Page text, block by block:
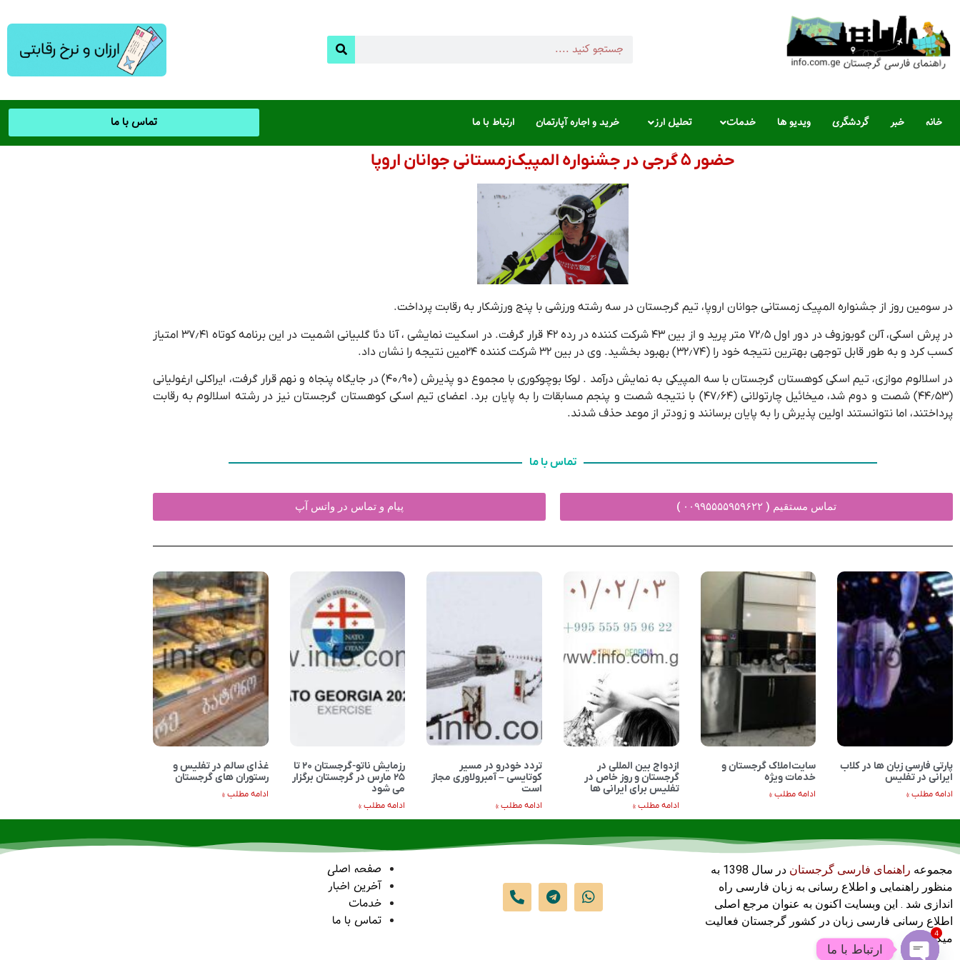
خانه خبر گردشگری ویدیو ها خدمات تحلیل ارز خرید و اجاره آپارتمان ارتباط با ما تماس با ما
حضور ۵ گرجی در جشنواره المپیک‌زمستانی جوانان اروپا
در سومین روز از جشنواره المپیک زمستانی جوانان اروپا، تیم گرجستان در سه رشته ورزشی با پنج ورزشکار به رقابت پرداخت.
در پرش اسکی، آلن گوبوزوف در دور اول ۷۲٫۵ متر پرید و از بین ۴۳ شرکت کننده در رده ۴۲ قرار گرفت. در اسکیت نمایشی ، آنا دئا گلبیانی اشمیت در این برنامه کوتاه ۳۷٫۴۱ امتیاز
کسب کرد و به طور قابل توجهی بهترین نتیجه خود را (۳۲٫۷۴) بهبود بخشید. وی در بین ۳۲ شرکت کننده ۲۴مین نتیجه را نشان داد.
در اسلالوم موازی، تیم اسکی کوهستان گرجستان با سه المپیکی به نمایش درآمد . لوکا بوچوکوری با مجموع دو پذیرش (۴۰٫۹۰) در جایگاه پنجاه و نهم قرار گرفت، ایراکلی ارغولیانی
(۴۴٫۵۳) شصت و دوم شد، میخائیل چارتولانی (۴۷٫۶۴) با نتیجه شصت و پنجم مسابقات را به پایان برد. اعضای تیم اسکی کوهستان گرجستان نیز در رشته اسلالوم به رقابت
پرداختند، اما نتوانستند اولین پذیرش را به پایان برسانند و زودتر از موعد حذف شدند.
تماس با ما
تماس مستقیم ( ۰۰۹۹۵۵۵۵۹۵۹۶۲۲ ) پیام و تماس در واتس آپ
پارتی فارسی زبان ها در کلاب
ایرانی در تفلیس
ادامه مطلب »
سایت‌املاک گرجستان و
خدمات ویژه
ادامه مطلب »
ازدواج بین المللی در
گرجستان و روز خاص در
تفلیس برای ایرانی ها
ادامه مطلب »
تردد خودرو در مسیر
کوتایسی – آمبرولاوری مجاز
است
ادامه مطلب »
رزمایش ناتو-گرجستان ۲۰ تا
۲۵ مارس در گرجستان برگزار
می شود
ادامه مطلب »
غذای سالم در تفلیس و
رستوران های گرجستان
ادامه مطلب »
مجموعه راهنمای فارسی گرجستان
در سال 1398 به
منظور راهنمایی و اطلاع رسانی به زبان فارسی راه
اندازی شد . این وبسایت اکنون به عنوان مرجع اصلی
اطلاع رسانی فارسی زبان در کشور گرجستان فعالیت
میکند .
صفحه اصلی
آخرین اخبار
خدمات
تماس با ما
ارتباط با ما
4